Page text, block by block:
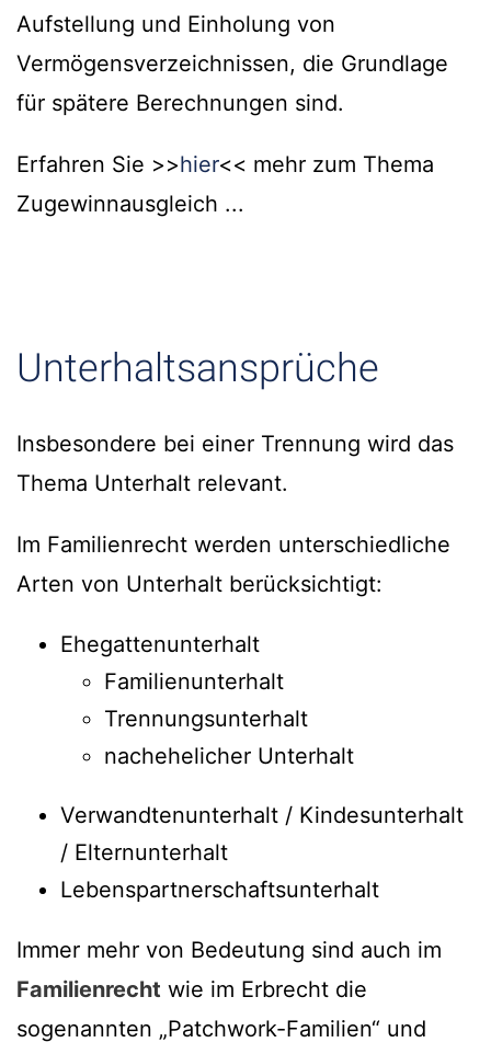
Aufstellung und Einholung von
Vermögensverzeichnissen, die Grundlage
für spätere Berechnungen sind.
Erfahren Sie >>hier<< mehr zum Thema
Zugewinnausgleich ...
Unterhaltsansprüche
Insbesondere bei einer Trennung wird das
Thema Unterhalt relevant.
Im Familienrecht werden unterschiedliche
Arten von Unterhalt berücksichtigt:
Ehegattenunterhalt
Familienunterhalt
Trennungsunterhalt
nachehelicher Unterhalt
Verwandtenunterhalt / Kindesunterhalt
/ Elternunterhalt
Lebenspartnerschaftsunterhalt
Immer mehr von Bedeutung sind auch im
Familienrecht wie im Erbrecht die
sogenannten „Patchwork-Familien“ und